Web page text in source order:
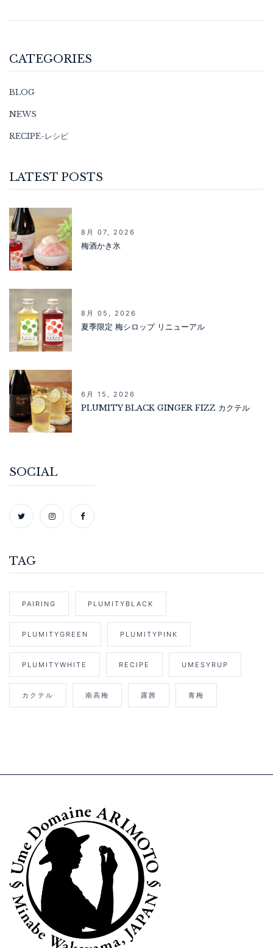
CATEGORIES
BLOG
NEWS
RECIPE-レシピ
LATEST POSTS
8月 07, 2026
梅酒かき氷
8月 05, 2026
夏季限定 梅シロップ リニューアル
6月 15, 2026
PLUMITY BLACK GINGER FIZZ カクテル
SOCIAL
TAG
PAIRING PLUMITYBLACK
PLUMITYGREEN PLUMITYPINK
PLUMITYWHITE RECIPE UMESYRUP
カクテル 南高梅 露茜 青梅